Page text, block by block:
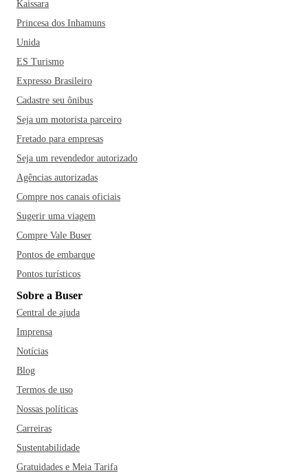
Kaissara
Princesa dos Inhamuns
Unida
ES Turismo
Expresso Brasileiro
Cadastre seu ônibus
Seja um motorista parceiro
Fretado para empresas
Seja um revendedor autorizado
Agências autorizadas
Compre nos canais oficiais
Sugerir uma viagem
Compre Vale Buser
Pontos de embarque
Pontos turísticos
Sobre a Buser
Central de ajuda
Imprensa
Notícias
Blog
Termos de uso
Nossas políticas
Carreiras
Sustentabilidade
Gratuidades e Meia Tarifa